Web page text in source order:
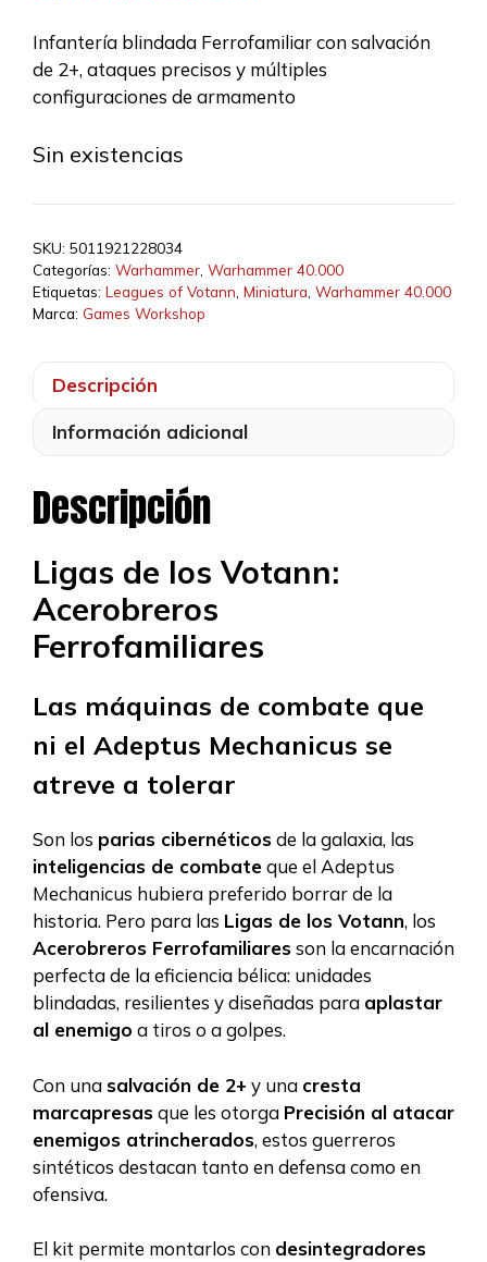
original
era:
50,00 €.
actual
es:
42,50 €.
Infantería blindada Ferrofamiliar con salvación
de 2+, ataques precisos y múltiples
configuraciones de armamento
Sin existencias
SKU: 5011921228034
Categorías: Warhammer Warhammer 40.000
Etiquetas: Leagues of Votann Miniatura Warhammer 40.000
Marca: Games Workshop
Descripción
Información adicional
Descripción
Ligas de los Votann:
Acerobreros
Ferrofamiliares
Las máquinas de combate que
ni el Adeptus Mechanicus se
atreve a tolerar
Son los parias cibernéticosde la galaxia, las
inteligencias de combateque el Adeptus
Mechanicus hubiera preferido borrar de la
historia. Pero para las Ligas de los Votann, los
Acerobreros Ferrofamiliaresson la encarnación
perfecta de la eficiencia bélica: unidades
blindadas, resilientes y diseñadas para aplastar
al enemigo a tiros o a golpes.
Con unasalvación de 2+ y una cresta
marcapresasque les otorga Precisión al atacar
enemigos atrincherados, estos guerreros
sintéticos destacan tanto en defensa como en
ofensiva.
El kit permite montarlos con desintegradores